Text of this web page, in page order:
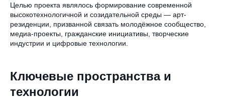
Целью проекта являлось формирование современной
высокотехнологичной и созидательной среды — арт-
резиденции, призванной связать молодёжное сообщество,
медиа-проекты, гражданские инициативы, творческие
индустрии и цифровые технологии.
Ключевые пространства и
технологии